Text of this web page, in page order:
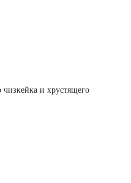
и хрустящего